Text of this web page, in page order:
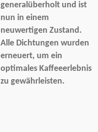
generalüberholt und ist
nun in einem
neuwertigen Zustand.
Alle Dichtungen wurden
erneuert, um ein
optimales Kaffeeerlebnis
zu gewährleisten.